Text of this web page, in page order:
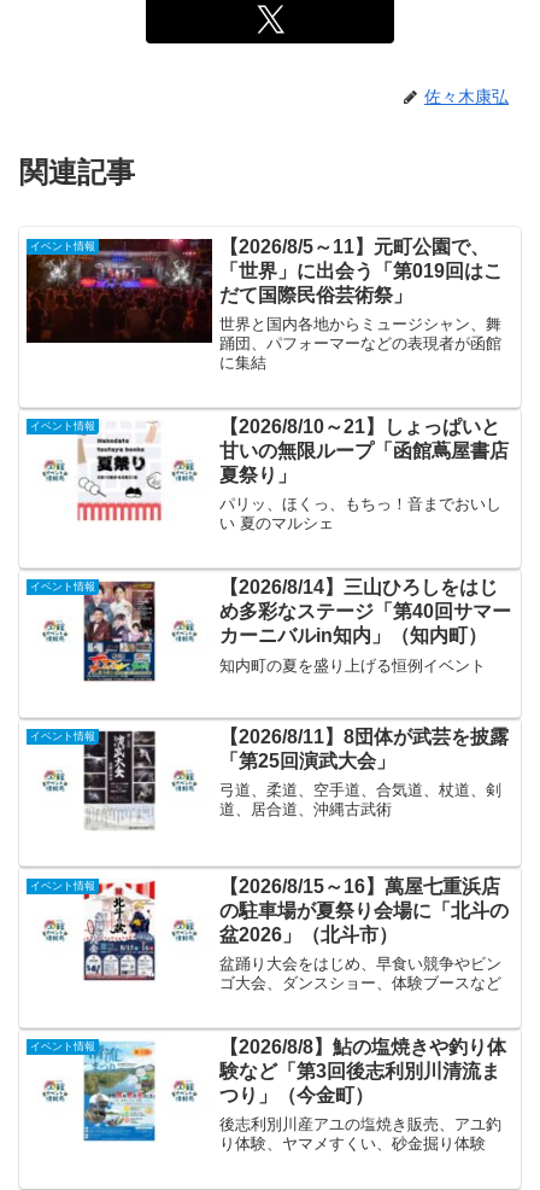
佐々木康弘
関連記事
イベント情報
【2026/8/5～11】元町公園で、
「世界」に出会う「第019回はこ
だて国際民俗芸術祭」
世界と国内各地からミュージシャン、舞
踊団、パフォーマーなどの表現者が函館
に集結
イベント情報
【2026/8/10～21】しょっぱいと
甘いの無限ループ「函館蔦屋書店
夏祭り」
パリッ、ほくっ、もちっ！音までおいし
い 夏のマルシェ
イベント情報
【2026/8/14】三山ひろしをはじ
め多彩なステージ「第40回サマー
カーニバルin知内」（知内町）
知内町の夏を盛り上げる恒例イベント
イベント情報
【2026/8/11】8団体が武芸を披露
「第25回演武大会」
弓道、柔道、空手道、合気道、杖道、剣
道、居合道、沖縄古武術
イベント情報
【2026/8/15～16】萬屋七重浜店
の駐車場が夏祭り会場に「北斗の
盆2026」（北斗市）
盆踊り大会をはじめ、早食い競争やビン
ゴ大会、ダンスショー、体験ブースなど
イベント情報
【2026/8/8】鮎の塩焼きや釣り体
験など「第3回後志利別川清流ま
つり」（今金町）
後志利別川産アユの塩焼き販売、アユ釣
り体験、ヤマメすくい、砂金掘り体験